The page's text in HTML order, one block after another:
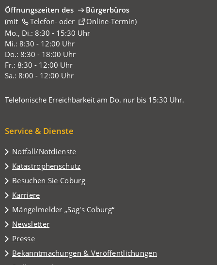
Öffnungszeiten des
Bürgerbüros
(mit
Telefon-oder Online-Termin
(Öffnet
in
einem
neuen
Tab)
)
Mo., Di.: 8:30 - 15:30 Uhr
Mi.: 8:30 - 12:00 Uhr
Do.: 8:30 - 18:00 Uhr
Fr.: 8:30 - 12:00 Uhr
Sa.: 8:00 - 12:00 Uhr
Telefonische Erreichbarkeit am Do. nur bis 15:30 Uhr.
Service & Dienste
Notfall/Notdienste
Katastrophenschutz
Besuchen Sie Coburg
(Öffnet
in
einem
neuen
Tab)
Karriere
Mängelmelder „Sag's Coburg“
(Öffnet
in
einem
neuen
Tab)
Newsletter
Presse
Bekanntmachungen & Veröffentlichungen